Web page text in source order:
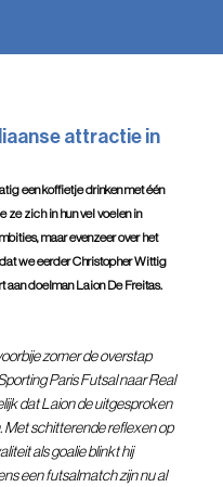
attractie in
een koffietje drinken met één
ze zich in hun vel voelen in
maar evenzeer over het
we eerder Christopher Wittig
aan doelman Laion De Freitas.
zomer de overstap
Paris Futsal naar Real
dat Laion de uitgesproken
Met schitterende reflexen op
als goalie blinkt hij
een futsalmatch zijn nu al